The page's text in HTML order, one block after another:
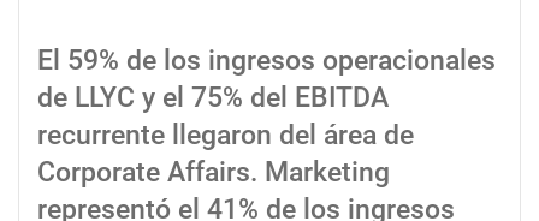
El 59% de los ingresos operacionales
de LLYC y el 75% del EBITDA
recurrente llegaron del área de
Corporate Affairs. Marketing
representó el 41% de los ingresos